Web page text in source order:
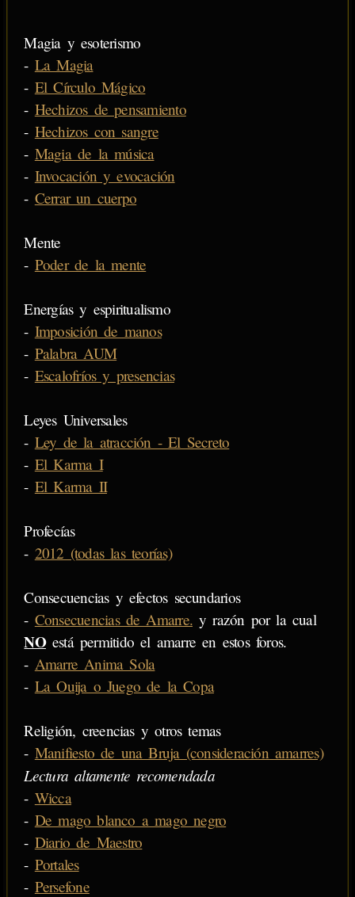
Magia y esoterismo
- La Magia
- El Círculo Mágico
- Hechizos de pensamiento
- Hechizos con sangre
- Magia de la música
- Invocación y evocación
- Cerrar un cuerpo
Mente
- Poder de la mente
Energías y espiritualismo
- Imposición de manos
- Palabra AUM
- Escalofríos y presencias
Leyes Universales
- Ley de la atracción - El Secreto
- El Karma I
- El Karma II
Profecías
- 2012 (todas las teorías)
Consecuencias y efectos secundarios
- Consecuencias de Amarre. y razón por la cual
NOestá permitido el amarre en estos foros.
- Amarre Anima Sola
- La Ouija o Juego de la Copa
Religión, creencias y otros temas
- Manifiesto de una Bruja (consideración amarres)
Lectura altamente recomendada
- Wicca
- De mago blanco a mago negro
- Diario de Maestro
- Portales
- Persefone